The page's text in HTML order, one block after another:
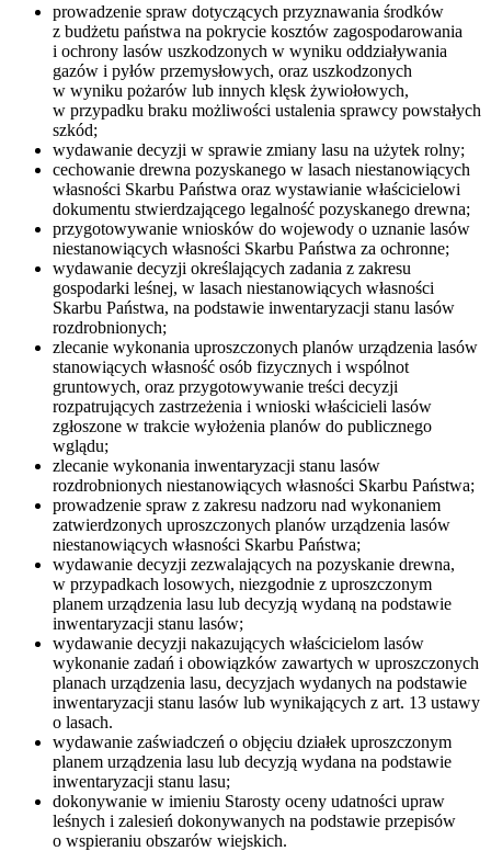
prowadzenie spraw dotyczących przyznawania środków
z budżetu państwa na pokrycie kosztów zagospodarowania
i ochrony lasów uszkodzonych w wyniku oddziaływania
gazów i pyłów przemysłowych, oraz uszkodzonych
w wyniku pożarów lub innych klęsk żywiołowych,
w przypadku braku możliwości ustalenia sprawcy powstałych
szkód;
wydawanie decyzji w sprawie zmiany lasu na użytek rolny;
cechowanie drewna pozyskanego w lasach niestanowiących
własności Skarbu Państwa oraz wystawianie właścicielowi
dokumentu stwierdzającego legalność pozyskanego drewna;
przygotowywanie wniosków do wojewody o uznanie lasów
niestanowiących własności Skarbu Państwa za ochronne;
wydawanie decyzji określających zadania z zakresu
gospodarki leśnej, w lasach niestanowiących własności
Skarbu Państwa, na podstawie inwentaryzacji stanu lasów
rozdrobnionych;
zlecanie wykonania uproszczonych planów urządzenia lasów
stanowiących własność osób fizycznych i wspólnot
gruntowych, oraz przygotowywanie treści decyzji
rozpatrujących zastrzeżenia i wnioski właścicieli lasów
zgłoszone w trakcie wyłożenia planów do publicznego
wglądu;
zlecanie wykonania inwentaryzacji stanu lasów
rozdrobnionych niestanowiących własności Skarbu Państwa;
prowadzenie spraw z zakresu nadzoru nad wykonaniem
zatwierdzonych uproszczonych planów urządzenia lasów
niestanowiących własności Skarbu Państwa;
wydawanie decyzji zezwalających na pozyskanie drewna,
w przypadkach losowych, niezgodnie z uproszczonym
planem urządzenia lasu lub decyzją wydaną na podstawie
inwentaryzacji stanu lasów;
wydawanie decyzji nakazujących właścicielom lasów
wykonanie zadań i obowiązków zawartych w uproszczonych
planach urządzenia lasu, decyzjach wydanych na podstawie
inwentaryzacji stanu lasów lub wynikających z art. 13 ustawy
o lasach.
wydawanie zaświadczeń o objęciu działek uproszczonym
planem urządzenia lasu lub decyzją wydana na podstawie
inwentaryzacji stanu lasu;
dokonywanie w imieniu Starosty oceny udatności upraw
leśnych i zalesień dokonywanych na podstawie przepisów
o wspieraniu obszarów wiejskich.